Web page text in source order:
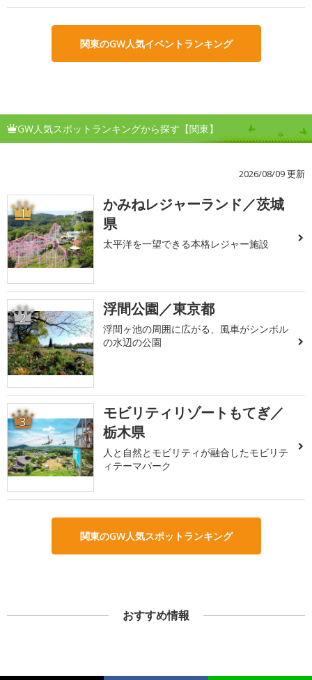
関東のGW人気イベントランキング
GW人気スポットランキングから探す【関東】
2026/08/09 更新
1
かみねレジャーランド／茨城
県
太平洋を一望できる本格レジャー施設
2 浮間公園／東京都
浮間ヶ池の周囲に広がる、風車がシンボル
の水辺の公園
3
モビリティリゾートもてぎ／
栃木県
人と自然とモビリティが融合したモビリテ
ィテーマパーク
関東のGW人気スポットランキング
おすすめ情報